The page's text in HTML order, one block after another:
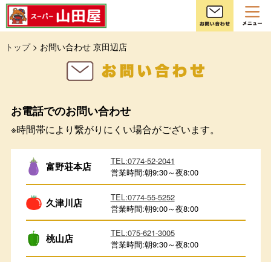
お
トップ> お問い合わせ 京田辺店
お電話でのお問い合わせ
※時間帯により繋がりにくい場合がございます。
富野荘本店
TEL:0774-52-2041
営業時間:朝9:30～夜8:00
久津川店
TEL:0774-55-5252
営業時間:朝9:00～夜8:00
桃山店
TEL:075-621-3005
営業時間:朝9:30～夜8:00